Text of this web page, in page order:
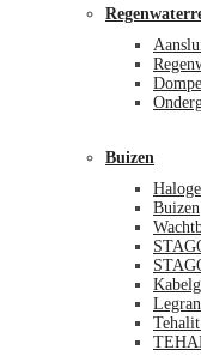
Buizen
Buizen